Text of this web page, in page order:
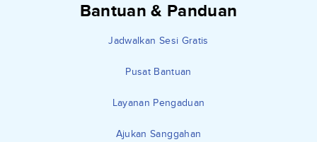
Bantuan & Panduan
Jadwalkan Sesi Gratis
Pusat Bantuan
Layanan Pengaduan
Ajukan Sanggahan